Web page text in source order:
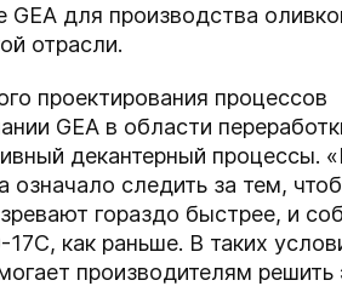
для производства
отрасли.
проектирования процессов
GEA в области
декантерный процессы.
означало следить за тем,
гораздо быстрее, и
как раньше. В таких
производителям решить